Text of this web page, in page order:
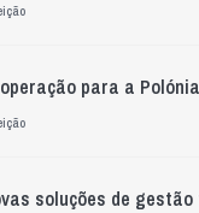
para a Polónia
soluções de